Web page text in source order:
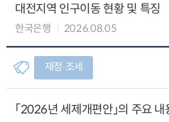
대전지역 인구이동 현황 및 특징
한국은행 2026.08.05
재정∙조세
「2026년 세제개편안」의 주요 내